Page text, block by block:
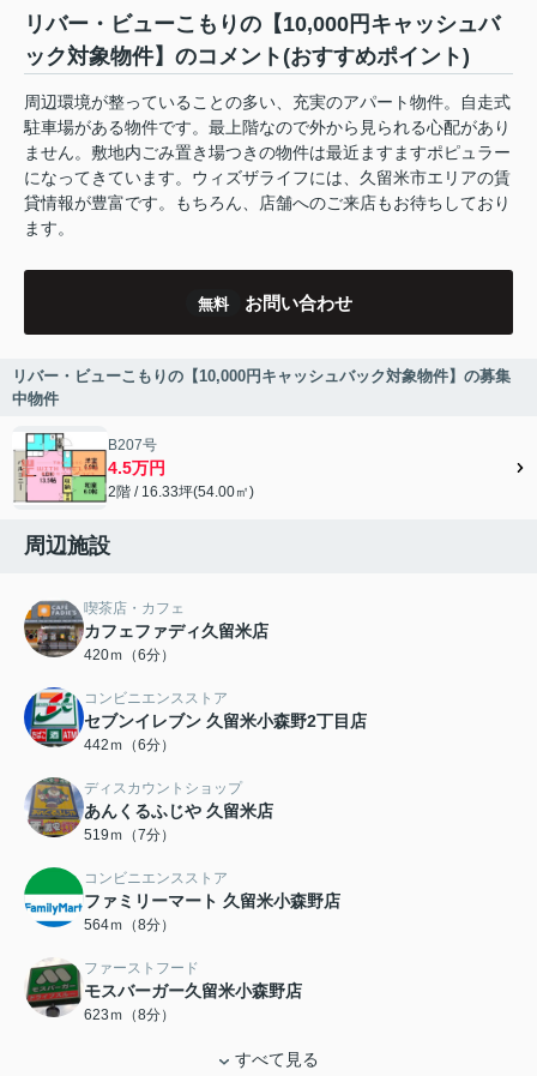
リバー・ビューこもりの【10,000円キャッシュバ
ック対象物件】のコメント(おすすめポイント)
周辺環境が整っていることの多い、充実のアパート物件。自走式
駐車場がある物件です。最上階なので外から見られる心配があり
ません。敷地内ごみ置き場つきの物件は最近ますますポピュラー
になってきています。ウィズザライフには、久留米市エリアの賃
貸情報が豊富です。もちろん、店舗へのご来店もお待ちしており
ます。
無料 お問い合わせ
リバー・ビューこもりの【10,000円キャッシュバック対象物件】の募集
中物件
B207号
4.5万円
2階 / 16.33坪(54.00㎡)
周辺施設
喫茶店・カフェ
カフェファディ久留米店
420ｍ（6分）
コンビニエンスストア
セブンイレブン 久留米小森野2丁目店
442ｍ（6分）
ディスカウントショップ
あんくるふじや 久留米店
519ｍ（7分）
コンビニエンスストア
ファミリーマート 久留米小森野店
564ｍ（8分）
ファーストフード
モスバーガー久留米小森野店
623ｍ（8分）
すべて見る